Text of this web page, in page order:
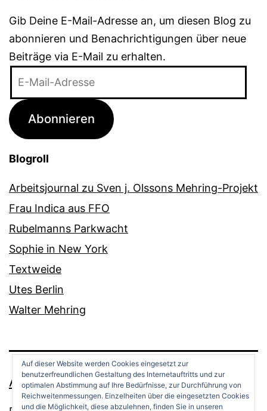
Gib Deine E-Mail-Adresse an, um diesen Blog zu
abonnieren und Benachrichtigungen über neue
Beiträge via E-Mail zu erhalten.
Adresse
Abonnieren
Blogroll
Arbeitsjournal zu Sven j. Olssons Mehring-Projekt
Frau Indica aus FFO
Rubelmanns Parkwacht
Sophie in New York
Textweide
Utes Berlin
Walter Mehring
ANDREAS OPPERMANN
Auf dieser Website werden Cookies eingesetzt zur
benutzerfreundlichen Gestaltung des Internetauftritts und zur
optimalen Abstimmung auf Ihre Bedürfnisse, zur Durchführung von
Reichweitenmessungen. Einzelheiten über die eingesetzten Cookies
und die Möglichkeit, diese abzulehnen, finden Sie in unseren